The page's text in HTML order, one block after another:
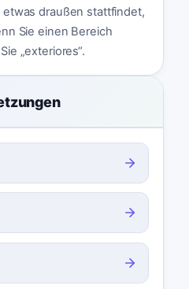
draußen stattfindet,
Sie einen Bereich
„exteriores“.